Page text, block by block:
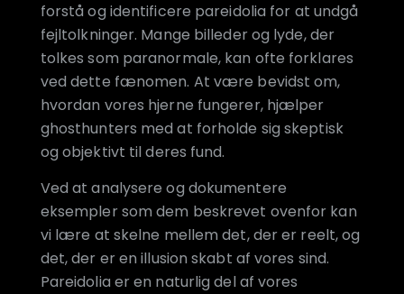
forstå og identificere pareidolia for at undgå
fejltolkninger. Mange billeder og lyde, der
tolkes som paranormale, kan ofte forklares
ved dette fænomen. At være bevidst om,
hvordan vores hjerne fungerer, hjælper
ghosthunters med at forholde sig skeptisk
og objektivt til deres fund.
Ved at analysere og dokumentere
eksempler som dem beskrevet ovenfor kan
vi lære at skelne mellem det, der er reelt, og
det, der er en illusion skabt af vores sind.
Pareidolia er en naturlig del af vores